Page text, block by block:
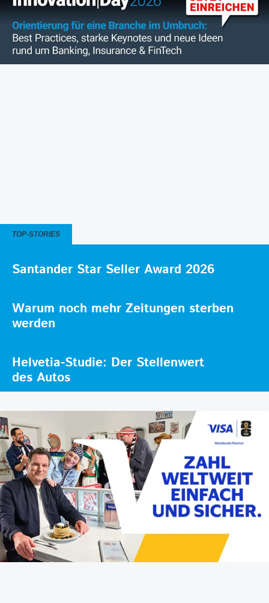
TOP-STORIES
Santander Star Seller Award 2026
Warum noch mehr Zeitungen sterben
werden
Helvetia-Studie: Der Stellenwert
des Autos